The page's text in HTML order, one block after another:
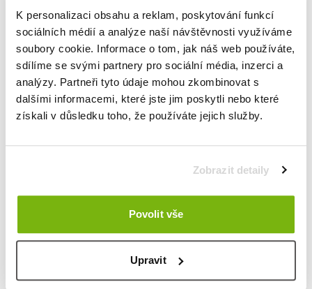
K personalizaci obsahu a reklam, poskytování funkcí
sociálních médií a analýze naší návštěvnosti využíváme
soubory cookie. Informace o tom, jak náš web používáte,
sdílíme se svými partnery pro sociální média, inzerci a
analýzy. Partneři tyto údaje mohou zkombinovat s
dalšími informacemi, které jste jim poskytli nebo které
získali v důsledku toho, že používáte jejich služby.
Zobrazit detaily
Povolit vše
Upravit